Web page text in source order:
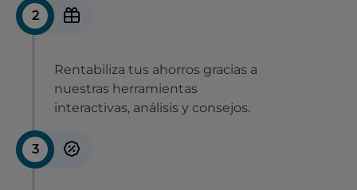
2
Rentabiliza tus ahorros gracias a
nuestras herramientas
interactivas, análisis y consejos.
3